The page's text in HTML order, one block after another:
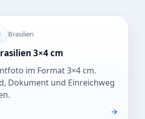
Brasilien
3×4 cm
im Format 3×4 cm.
Dokument und Einreichweg